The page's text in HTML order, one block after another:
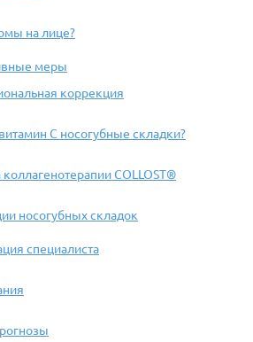
на лице?
меры
коррекция
С носогубные складки?
COLLOST®
носогубных складок
специалиста